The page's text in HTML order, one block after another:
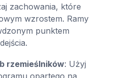
zachowania, które
wzrostem. Ramy
punktem
rzemieślników: Użyj
opartego na